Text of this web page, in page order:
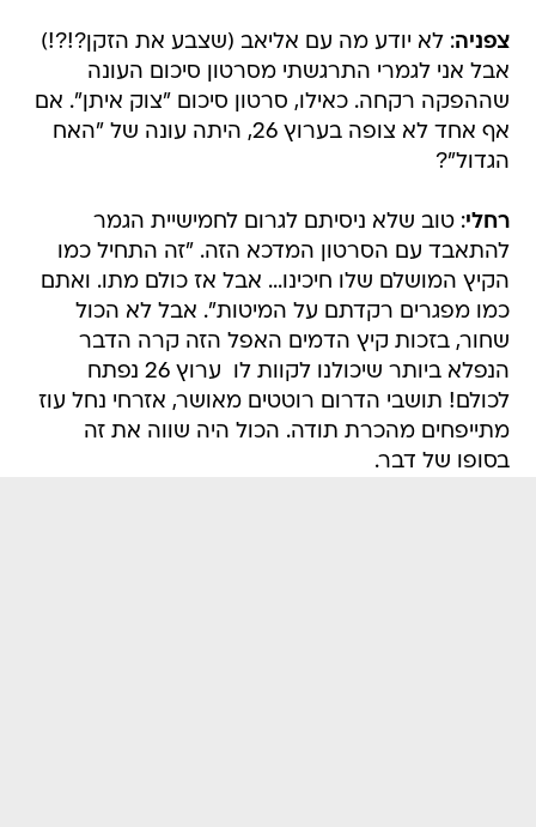
צפניה: לא יודע מה עם אליאב (שצבע את הזקן?!?!)
אבל אני לגמרי התרגשתי מסרטון סיכום העונה
שההפקה רקחה. כאילו, סרטון סיכום "צוק איתן". אם
אף אחד לא צופה בערוץ 26, היתה עונה של "האח
הגדול"?
רחלי: טוב שלא ניסיתם לגרום לחמישיית הגמר
להתאבד עם הסרטון המדכא הזה. "זה התחיל כמו
הקיץ המושלם שלו חיכינו... אבל אז כולם מתו. ואתם
כמו מפגרים רקדתם על המיטות". אבל לא הכול
שחור, בזכות קיץ הדמים האפל הזה קרה הדבר
הנפלא ביותר שיכולנו לקוות לו  ערוץ 26 נפתח
לכולם! תושבי הדרום רוטטים מאושר, אזרחי נחל עוז
מתייפחים מהכרת תודה. הכול היה שווה את זה
בסופו של דבר.